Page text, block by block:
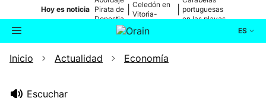
Hoy es noticia Pirata de
Donostia
Celedón en
Vitoria-
portuguesas
en las playas
ES
Buscador Actualidad
Inicio Actualidad Economía
Escuchar